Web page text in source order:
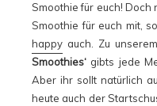
Smoothie für euch!
Smoothie für euch mit,
happy auch. Zu unserem
Smoothies‘ gibts jede
Aber ihr sollt natürlich
heute auch der